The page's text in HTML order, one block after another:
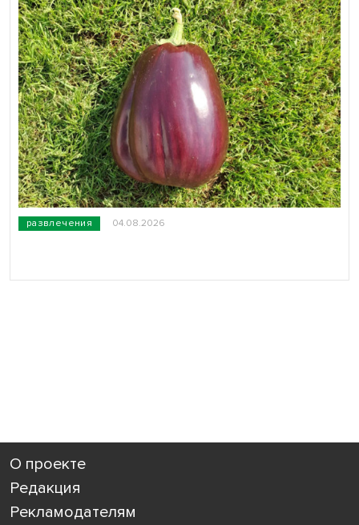
развлечения 04.08.2026
О проекте
Редакция
Рекламодателям